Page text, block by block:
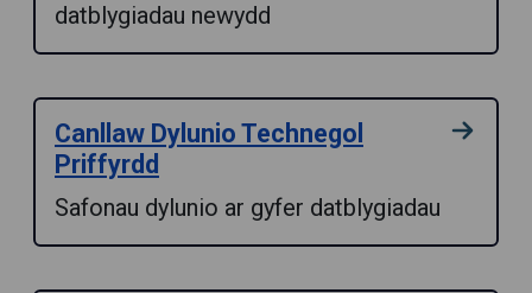
datblygiadau newydd
Canllaw Dylunio Technegol
Priffyrdd
Safonau dylunio ar gyfer datblygiadau